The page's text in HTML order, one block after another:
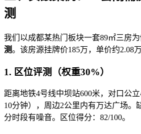
测
我们以成都某热门板块一套89㎡三房
测。该房源挂牌价185万，单价约2.08万
1. 区位评测（权重30%）
距离地铁4号线中坝站600米，对口公
10分钟），周边2公里内有万达广场。
分时段有噪音。区位得分：82/100。